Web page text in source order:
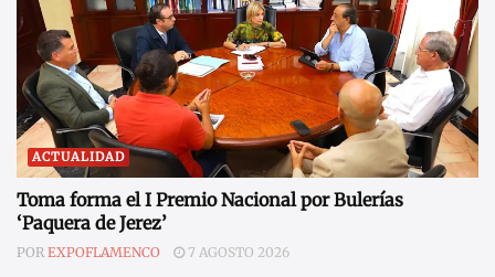
ACTUALIDAD
Toma forma el I Premio Nacional por Bulerías
‘Paquera de Jerez’
POR EXPOFLAMENCO 7 AGOSTO 2026